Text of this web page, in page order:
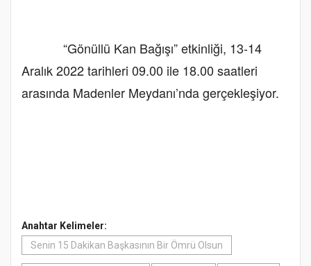
“Gönüllü Kan Bağışı” etkinliği, 13-14
Aralık 2022 tarihleri 09.00 ile 18.00 saatleri
arasında Madenler Meydanı’nda gerçekleşiyor.
Anahtar Kelimeler:
Senin 15 Dakikan Başkasının Bir Ömrü Olsun